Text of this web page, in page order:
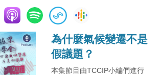
為什麼氣候變遷不是
假議題？
本集節目由TCCIP小編們進行